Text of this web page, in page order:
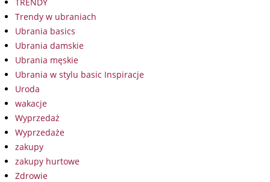
Trendy w ubraniach
Ubrania basics
Ubrania damskie
Ubrania męskie
Ubrania w stylu basic Inspiracje
Uroda
wakacje
Wyprzedaż
Wyprzedaże
zakupy
zakupy hurtowe
Zdrowie